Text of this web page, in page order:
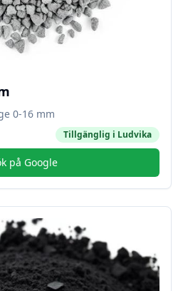
0-16 mm
Tillgänglig i Ludvika
på Google